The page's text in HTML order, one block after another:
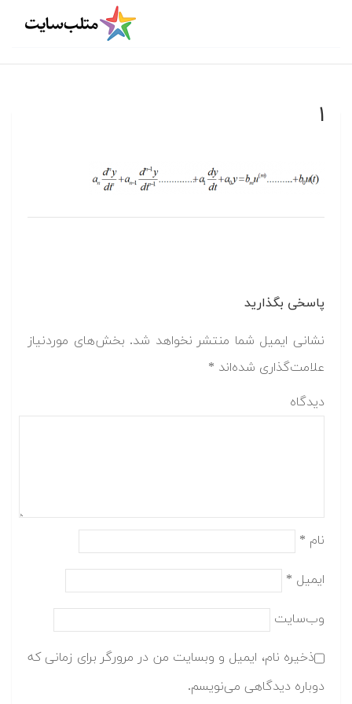
۱
پاسخی بگذارید
نشانی ایمیل شما منتشر نخواهد شد. بخش‌های موردنیاز
علامت‌گذاری شده‌اند *
دیدگاه
نام *
ایمیل *
وب‌سایت
ذخیره نام، ایمیل و وبسایت من در مرورگر برای زمانی که
دوباره دیدگاهی می‌نویسم.